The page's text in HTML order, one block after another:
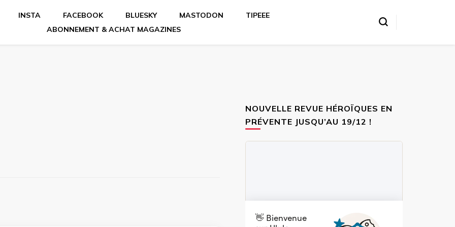
INSTA FACEBOOK BLUESKY MASTODON
TIPEEE
ABONNEMENT & ACHAT MAGAZINES
NOUVELLE REVUE HÉROÏQUES EN
PRÉVENTE JUSQU’AU 19/12 !